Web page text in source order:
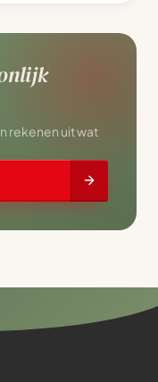
rekenen uit wat